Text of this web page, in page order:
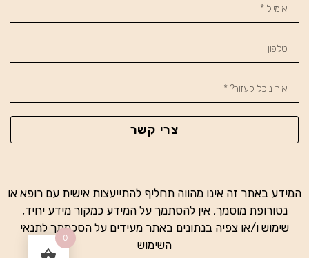
צרי קשר
המידע באתר זה אינו מהווה תחליף להתייעצות אישית עם רופא או
נטורופת מוסמך, אין להסתמך על המידע כמקור מידע יחיד,
שימוש ו/או צפיה בנתונים באתר מעידים על הסכמתך לתנאי
השימוש
0